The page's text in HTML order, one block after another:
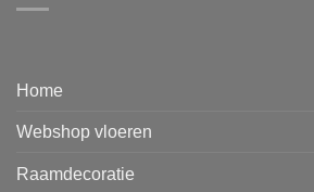
Home
Webshop vloeren
Raamdecoratie